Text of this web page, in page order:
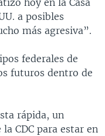
a posibles
más agresiva”.
federales de
futuros dentro de
rápida, un
CDC para estar en